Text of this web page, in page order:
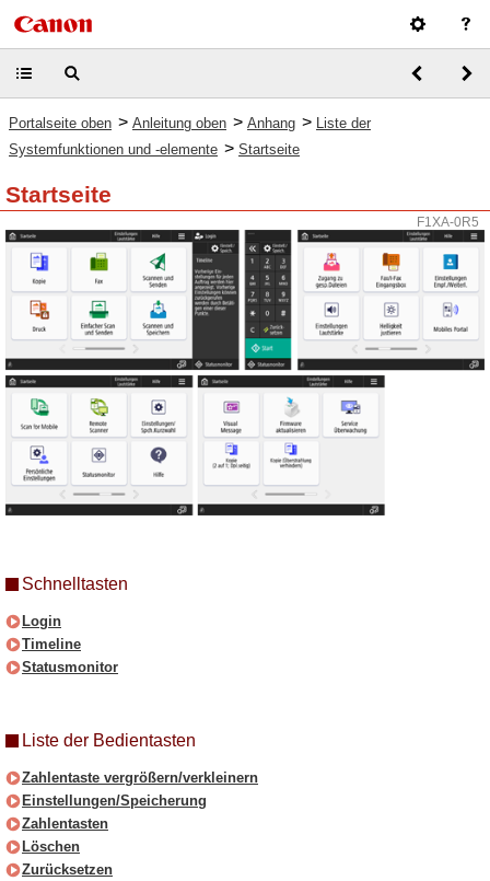
Portalseite oben > Anleitung oben > Anhang > Liste der
Systemfunktionen und -elemente > Startseite
Startseite
F1XA-0R5
Schnelltasten
Login
Timeline
Statusmonitor
Liste der Bedientasten
Zahlentaste vergrößern/verkleinern
Einstellungen/Speicherung
Zahlentasten
Löschen
Zurücksetzen